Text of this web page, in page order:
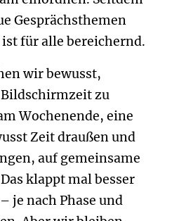
Gesprächsthemen
für alle bereichernd.
wir bewusst,
zu
Wochenende, eine
Zeit draußen und
auf gemeinsame
klappt mal besser
je nach Phase und